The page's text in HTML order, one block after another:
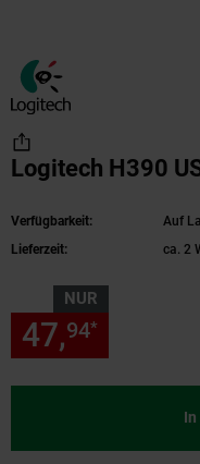
Logitech H390
Verfügbarkeit:
Auf
Lieferzeit:
ca. 2
NUR
47,94*
In